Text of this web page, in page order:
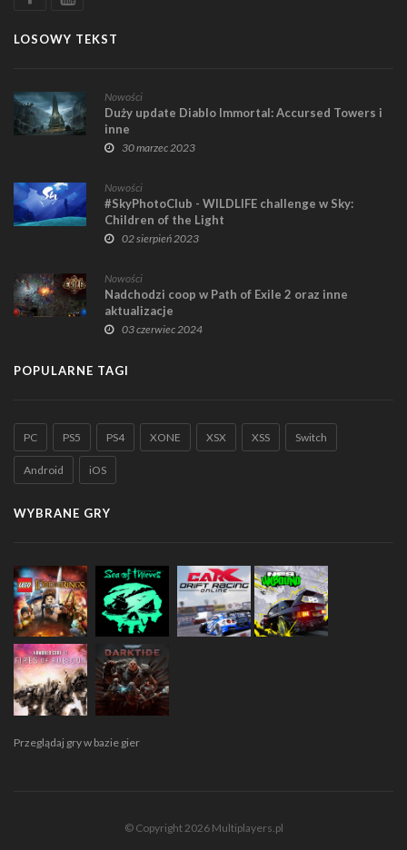
LOSOWY TEKST
Nowości
Duży update Diablo Immortal: Accursed Towers i
inne
30 marzec 2023
Nowości
#SkyPhotoClub - WILDLIFE challenge w Sky:
Children of the Light
02 sierpień 2023
Nowości
Nadchodzi coop w Path of Exile 2 oraz inne
aktualizacje
03 czerwiec 2024
POPULARNE TAGI
PC PS5 PS4 XONE XSX XSS Switch
Android iOS
WYBRANE GRY
Przeglądaj gry w bazie gier
© Copyright 2026 Multiplayers.pl